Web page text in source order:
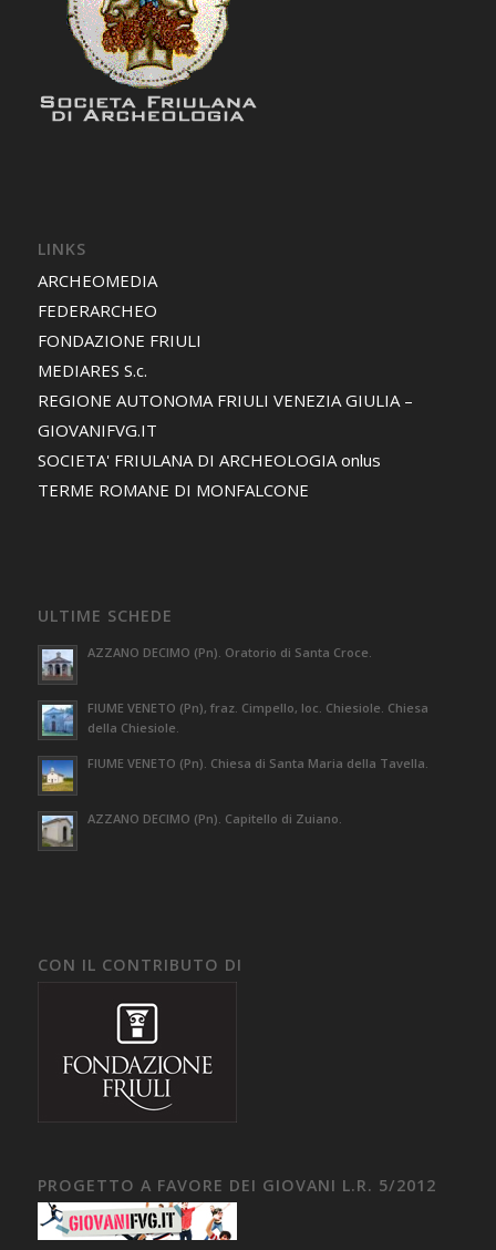
LINKS
ARCHEOMEDIA
FEDERARCHEO
FONDAZIONE FRIULI
MEDIARES S.c.
REGIONE AUTONOMA FRIULI VENEZIA GIULIA –
GIOVANIFVG.IT
SOCIETA' FRIULANA DI ARCHEOLOGIA onlus
TERME ROMANE DI MONFALCONE
ULTIME SCHEDE
AZZANO DECIMO (Pn). Oratorio di Santa Croce.
FIUME VENETO (Pn), fraz. Cimpello, loc. Chiesiole. Chiesa
della Chiesiole.
FIUME VENETO (Pn). Chiesa di Santa Maria della Tavella.
AZZANO DECIMO (Pn). Capitello di Zuiano.
CON IL CONTRIBUTO DI
PROGETTO A FAVORE DEI GIOVANI L.R. 5/2012